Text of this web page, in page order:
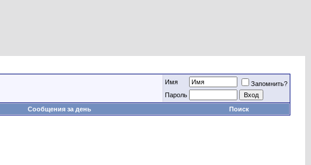
Имя
Запомнить?
Пароль
Сообщения за день Поиск